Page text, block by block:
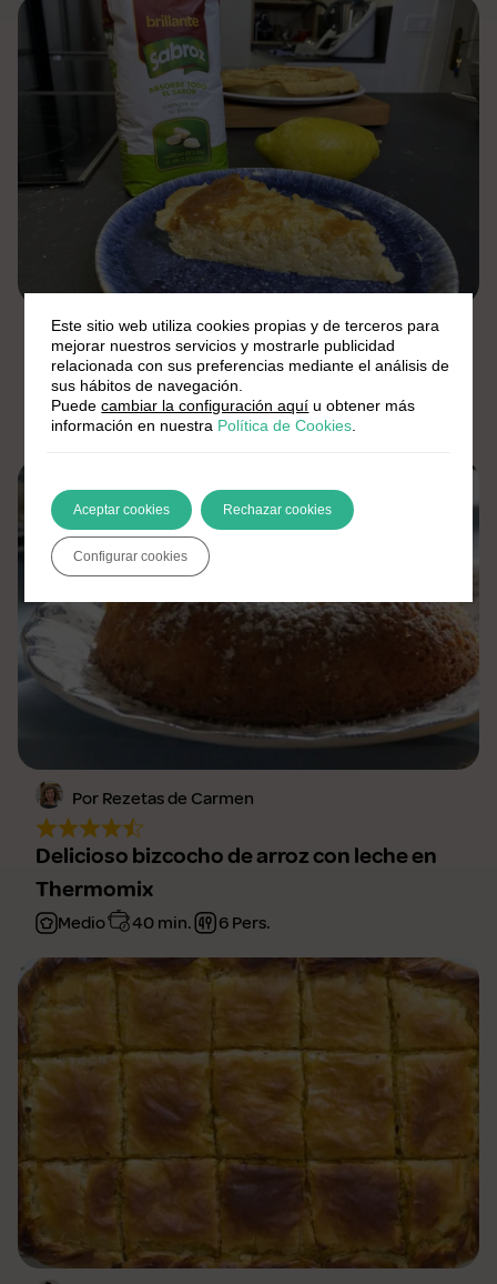
Por Daniel del Toro
Delicioso pastel de arroz con leche
Medio 35 min. 8 Pers.
Por Rezetas de Carmen
Delicioso bizcocho de arroz con leche en
Thermomix
Medio 40 min. 6 Pers.
Este sitio web utiliza cookies propias y de terceros para
mejorar nuestros servicios y mostrarle publicidad
relacionada con sus preferencias mediante el análisis de
sus hábitos de navegación.
Puedecambiar la configuración aquí u obtener más
información en nuestra Política de Cookies
Aceptar cookies Rechazar cookies
Configurar cookies